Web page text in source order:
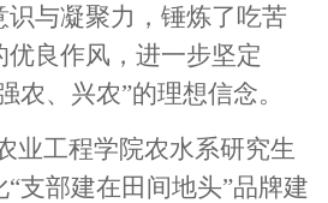
识与凝聚力，锤炼了吃苦
良作风，进一步坚定
农、兴农”的理想信念。
业工程学院农水系研究生
支部建在田间地头”品牌建